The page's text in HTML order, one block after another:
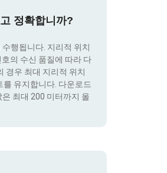
정확합니까?
행됩니다. 지리적 위치
의 수신 품질에 따라 다
경우 최대 지리적 위치
를 유지합니다. 다운로드
최대 200 미터까지 올